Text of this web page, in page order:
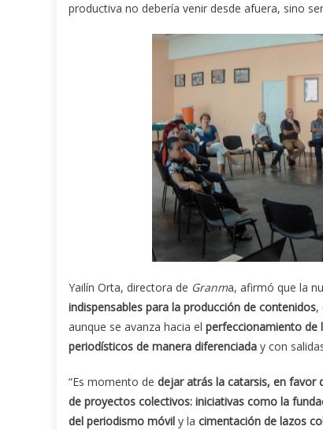
productiva no debería venir desde afuera, sino
Yailín Orta, directora de Granma, afirmó que la
indispensables para la producción de contenidos,
aunque se avanza hacia el perfeccionamiento de
periodísticos de manera diferenciada y con
“Es momento de dejar atrás la catarsis, en favor
de proyectos colectivos: iniciativas como la
del periodismo móvil y la cimentación de lazos